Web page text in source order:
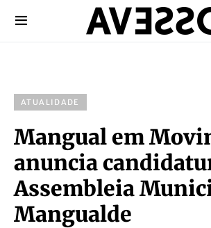
ATUALIDADE
Mangual em
anuncia
Assembleia
Mangualde